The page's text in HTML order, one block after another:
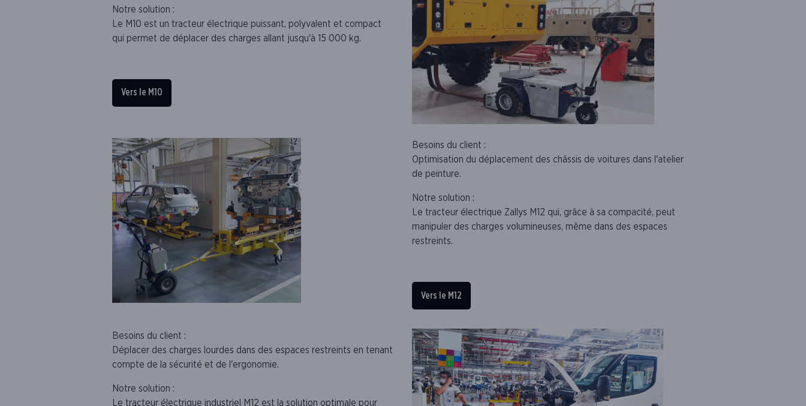
Notre solution :
Le M10 est un tracteur électrique puissant, polyvalent et compact
qui permet de déplacer des charges allant jusqu'à 15 000 kg.
Vers le M10
Besoins du client :
Optimisation du déplacement des châssis de voitures dans l'atelier
de peinture.
Notre solution :
Le tracteur électrique Zallys M12 qui, grâce à sa compacité, peut
manipuler des charges volumineuses, même dans des espaces
restreints.
Vers le M12
Besoins du client :
Déplacer des charges lourdes dans des espaces restreints en tenant
compte de la sécurité et de l'ergonomie.
Notre solution :
Le tracteur électrique industriel M12 est la solution optimale pour